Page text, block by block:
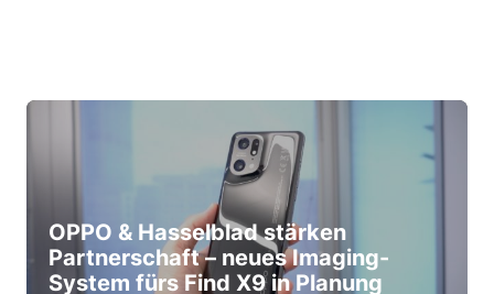
OPPO & Hasselblad stärken
Partnerschaft – neues Imaging-
System fürs Find X9 in Planung